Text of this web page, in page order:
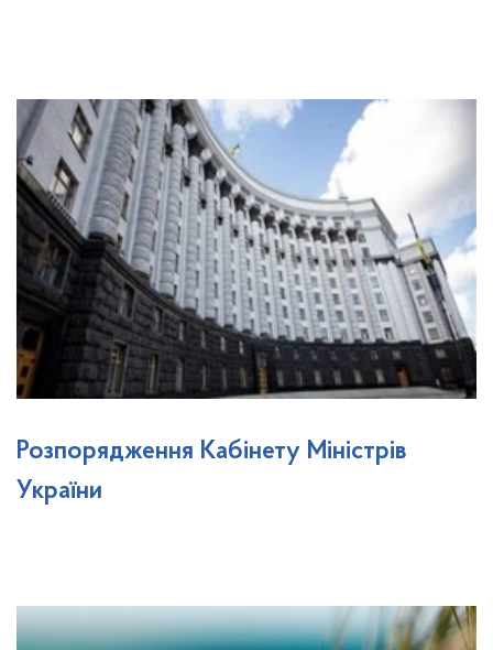
Розпорядження Кабінету Міністрів
України